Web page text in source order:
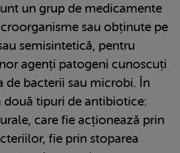
un grup de medicamente
sau obținute pe
semisintetică, pentru
agenți patogeni cunoscuți
de bacterii sau microbi. În
două tipuri de antibiotice:
care fie acționează prin
fie prin stoparea